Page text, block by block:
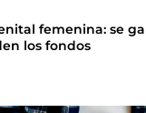
femenina: se
los fondos